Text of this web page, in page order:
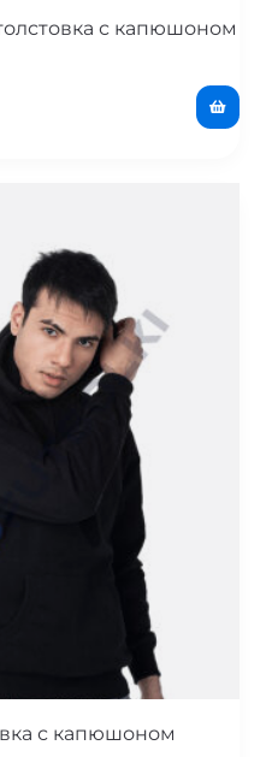
с капюшоном
с капюшоном